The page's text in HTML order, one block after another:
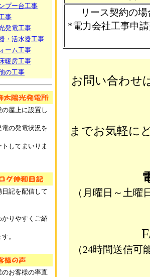
プー台工事
事
発電工事
・活水器工事
ーム工事
暖房工事
の工事
屋上に設置し
電の発電状況を
トしてまいりま
日記を配信して
かりやすくご紹
。
のお客様の率直
リース契約の
*電力会社工事申
お問い合わせ
までお気軽に
（月曜日～土曜
（24時間送信